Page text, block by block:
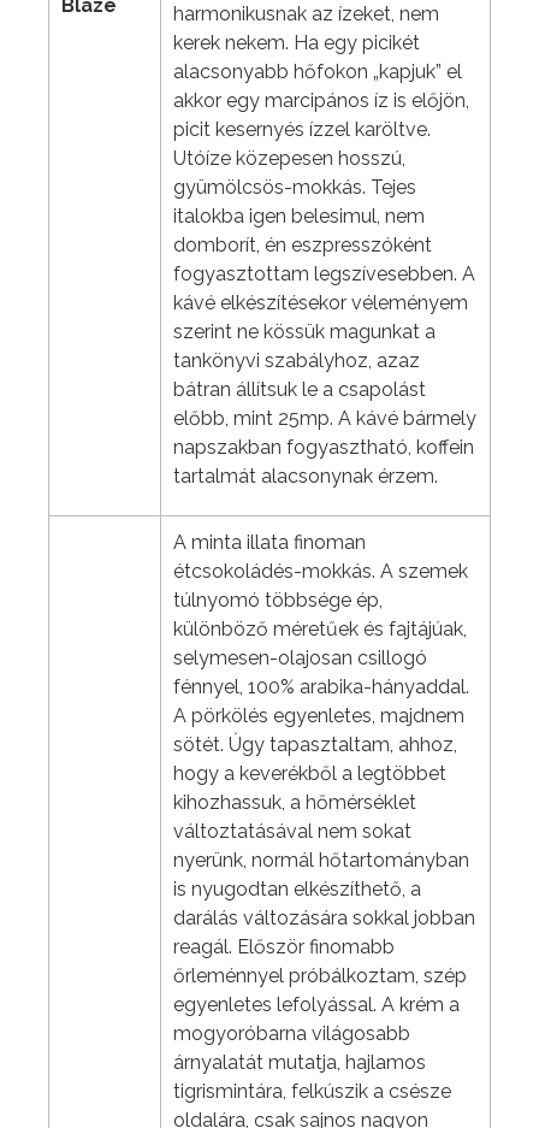
Blaze
harmonikusnak az ízeket, nem
kerek nekem. Ha egy picikét
alacsonyabb hőfokon „kapjuk” el
akkor egy marcipános íz is előjön,
picit kesernyés ízzel karöltve.
Utóíze közepesen hosszú,
gyümölcsös-mokkás. Tejes
italokba igen belesimul, nem
domborít, én eszpresszóként
fogyasztottam legszívesebben. A
kávé elkészítésekor véleményem
szerint ne kössük magunkat a
tankönyvi szabályhoz, azaz
bátran állítsuk le a csapolást
előbb, mint 25mp. A kávé bármely
napszakban fogyasztható, koffein
tartalmát alacsonynak érzem.
A minta illata finoman
étcsokoládés-mokkás. A szemek
túlnyomó többsége ép,
különböző méretűek és fajtájúak,
selymesen-olajosan csillogó
fénnyel, 100% arabika-hányaddal.
A pörkölés egyenletes, majdnem
sötét. Úgy tapasztaltam, ahhoz,
hogy a keverékből a legtöbbet
kihozhassuk, a hőmérséklet
változtatásával nem sokat
nyerünk, normál hőtartományban
is nyugodtan elkészíthető, a
darálás változására sokkal jobban
reagál. Először finomabb
őrleménnyel próbálkoztam, szép
egyenletes lefolyással. A krém a
mogyoróbarna világosabb
árnyalatát mutatja, hajlamos
tigrismintára, felkúszik a csésze
oldalára, csak sajnos nagyon